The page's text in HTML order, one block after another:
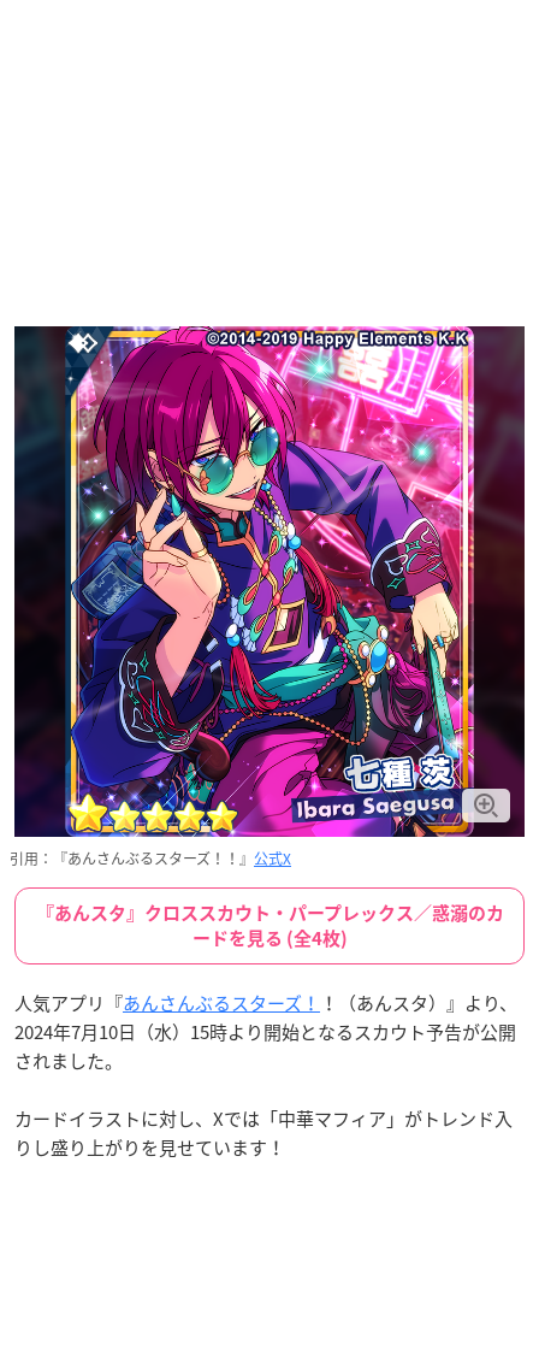
引用：『あんさんぶるスターズ！！』 公式X
『あんスタ』クロススカウト・パープレックス／惑溺のカ
ードを見る (全4枚)
人気アプリ『あんさんぶるスターズ！ ！（あんスタ）』より、
2024年7月10日（水）15時より開始となるスカウト予告が公開
されました。
カードイラストに対し、Xでは「中華マフィア」がトレンド入
りし盛り上がりを見せています！